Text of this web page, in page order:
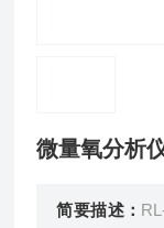
微量氧分析
简要描述：